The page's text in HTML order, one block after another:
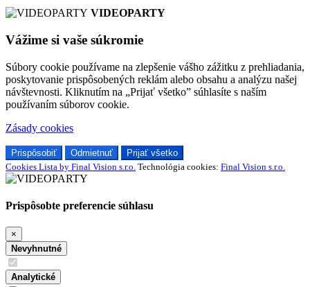
VIDEOPARTY
Vážime si vaše súkromie
Súbory cookie používame na zlepšenie vášho zážitku z prehliadania,
poskytovanie prispôsobených reklám alebo obsahu a analýzu našej
návštevnosti. Kliknutím na „Prijať všetko” súhlasíte s naším
používaním súborov cookie.
Zásady cookies
Prispôsobiť Odmietnuť
Prijať všetko
Cookies Lista by Final Vision s.r.o. Technológia cookies: Final Vision s.r.o.
Prispôsobte preferencie súhlasu
×
Nevyhnutné
Analytické